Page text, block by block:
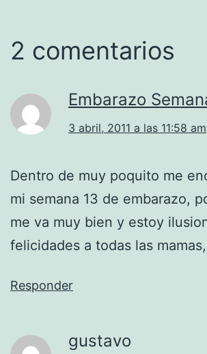
2 comentarios
Embarazo
3 abril, 2011 a las 11:58 am
Dentro de muy poquito me
mi semana 13 de embarazo,
me va muy bien y estoy
felicidades a todas las
Responder
gustavo